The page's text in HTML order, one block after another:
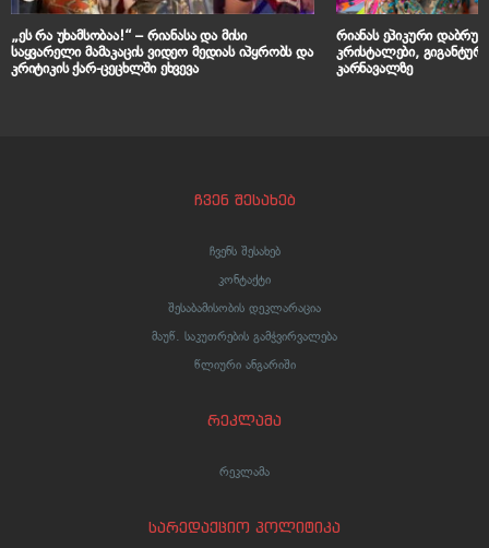
„ეს რა უხამსობაა!“ – რიანასა და მისი
საყვარელი მამაკაცის ვიდეო მედიას იპყრობს და
კრიტიკის ქარ-ცეცხლში ეხვევა
რიანას ეპიკური
კრისტალები,
კარნავალზე
ჩვენ შესახებ
ჩვენს შესახებ
კონტაქტი
შესაბამისობის დეკლარაცია
მაუწ. საკუთრების გამჭვირვალება
წლიური ანგარიში
რეკლამა
რეკლამა
სარედაქციო პოლიტიკა